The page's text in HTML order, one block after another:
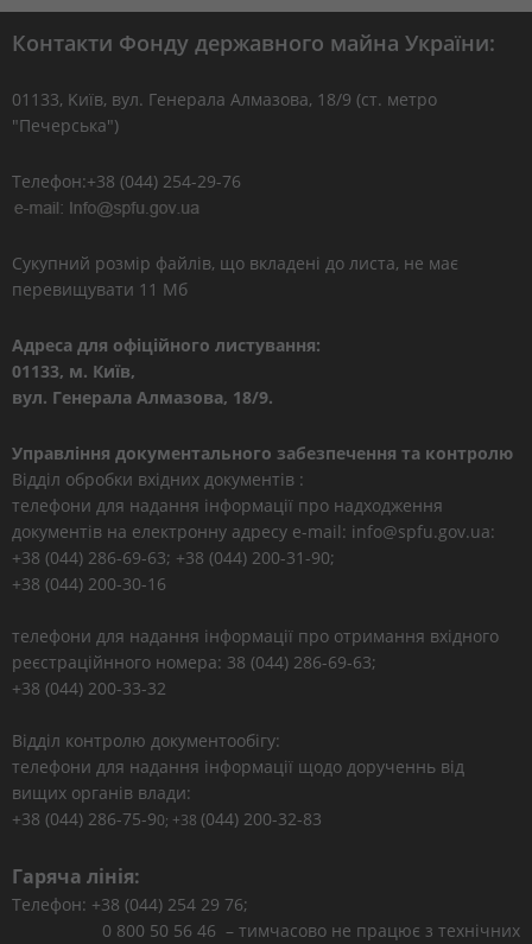
Контакти Фонду державного майна України:
01133, Kиїв, вул. Генерала Алмазова, 18/9 (ст. метро
"Печерська")
Телефон:+38 (044) 254-29-76
Сукупний розмір файлів, що вкладені до листа, не має
перевищувати 11 Мб
Адреса для офіційного листування:
01133, м. Київ,
вул. Генерала Алмазова, 18/9.
Управління документального забезпечення та контролю
Відділ обробки вхідних документів :
телефони для надання інформації про надходження
документів на електронну адресу e-mail: info@spfu.gov.ua:
+38 (044) 286-69-63; +38 (044) 200-31-90;
+38 (044) 200-30-16
телефони для надання інформації про отримання вхідного
реєстраційнного номера: 38 (044) 286-69-63;
+38 (044) 200-33-32
Відділ контролю документообігу:
телефони для надання інформації щодо дорученнь від
вищих органів влади:
+38 (044) 286-75-90; +38 (044) 200-32-83
Гаряча лінія:
Телефон: +38 (044) 254 29 76;
0 800 50 56 46 – тимчасово не працює з технічних